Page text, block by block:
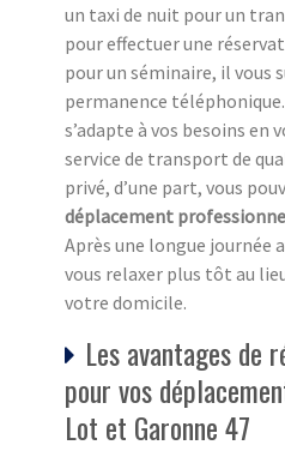
un taxi de nuit pour un
pour effectuer une
pour un séminaire, il vous
permanence
s’adapte à vos besoins en
service de transport de
privé, d’une part, vous
déplacement
Après une longue journée
vous relaxer plus tôt au
votre domicile.
Les avantages de
pour vos
Lot et Garonne 47